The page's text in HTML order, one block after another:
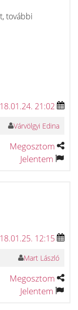
további
21:02
Várvölgyi Edina
Megosztom
Jelentem
12:15
Mart László
Megosztom
Jelentem